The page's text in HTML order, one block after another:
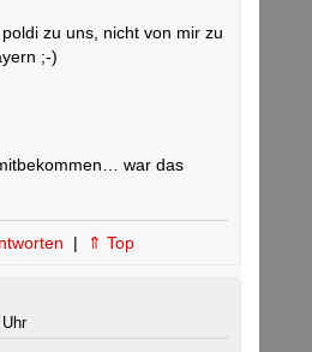
zu uns, nicht von mir zu
;-)
war das
| ⇑ Top